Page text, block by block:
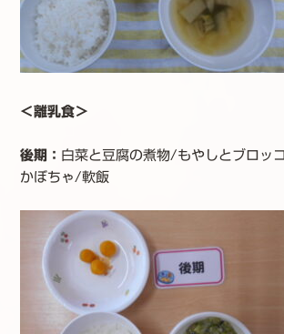
＜離乳食＞
後期： 白菜と豆腐の煮物/もやしとブロッ
かぼちゃ/軟飯